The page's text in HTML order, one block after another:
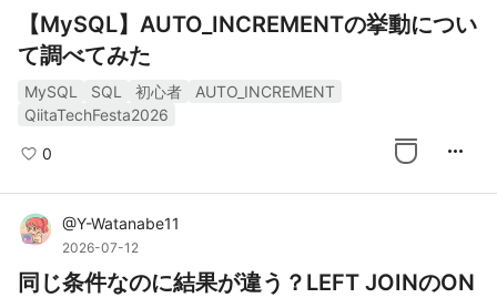
【MySQL】AUTO_INCREMENTの挙動につい
て調べてみた
MySQL SQL 初心者
AUTO_INCREMENT
QiitaTechFesta2026
0 more_horiz
@Y-Watanabe11
2026-07-12
同じ条件なのに結果が違う？LEFT JOINのON